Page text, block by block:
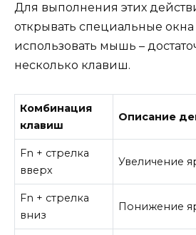
Для выполнения этих
открывать специальные
использовать мышь –
несколько клавиш.
Комбинация
клавиш
Описание
Fn + стрелка
вверх
Увеличение
Fn + стрелка
вниз
Понижение